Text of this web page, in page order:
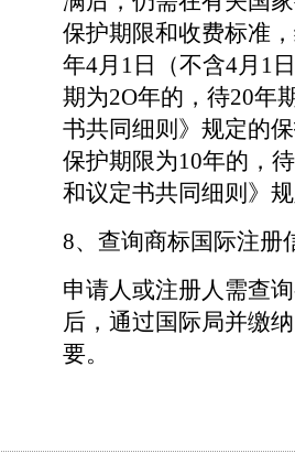
保护期限和收费标准
年4月1日（不含4月1
期为2O年的，待20年
书共同细则》规定的
保护期限为10年的，
和议定书共同细则》
8、查询商标国际注册
申请人或注册人需查
后，通过国际局并缴
要。